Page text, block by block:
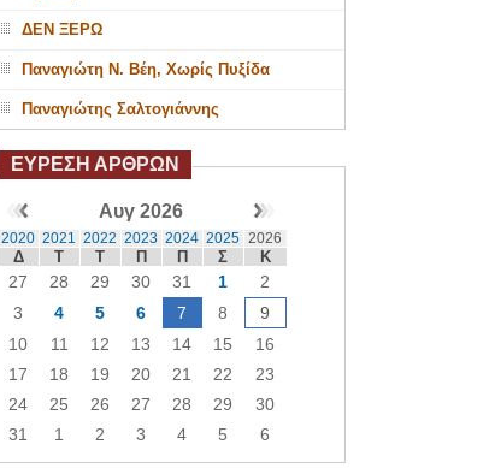
ΔΕΝ ΞΕΡΩ
Παναγιώτη Ν. Βέη, Χωρίς Πυξίδα
Παναγιώτης Σαλτογιάννης
ΕΥΡΕΣΗ ΑΡΘΡΩΝ
Αυγ 2026
2020 2021 2022 2023 2024 2025 2026
Δ Τ Τ Π Π Σ Κ
27 28 29 30 31 1
2
3
4 5 6 7 8
9
10
11 12 13 14 15
16
17
18 19 20 21 22
23
24
25 26 27 28 29
30
31
1 2 3 4 5 6